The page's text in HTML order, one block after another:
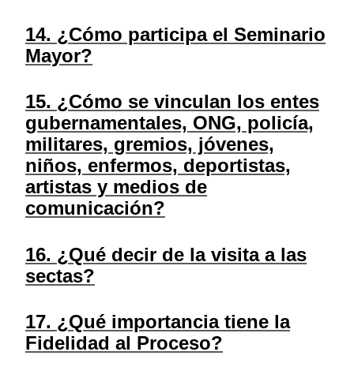
14. ¿Cómo participa el Seminario
Mayor?
15. ¿Cómo se vinculan los entes
gubernamentales, ONG, policía,
militares, gremios, jóvenes,
niños, enfermos, deportistas,
artistas y medios de
comunicación?
16. ¿Qué decir de la visita a las
sectas?
17. ¿Qué importancia tiene la
Fidelidad al Proceso?